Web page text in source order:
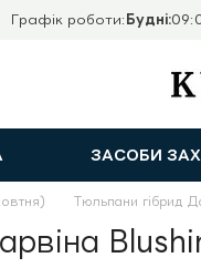
Графік роботи: Будні:
ЗАСОБИ
Тюльпани гібрид